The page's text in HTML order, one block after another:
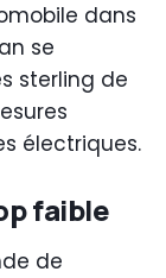
dans
se
sterling de
électriques.
faible
de